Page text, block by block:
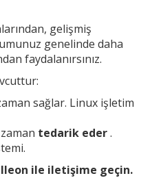
gelişmiş
genelinde daha
faydalanırsınız.
sağlar. Linux işletim
tedarik eder.
ile iletişime geçin.